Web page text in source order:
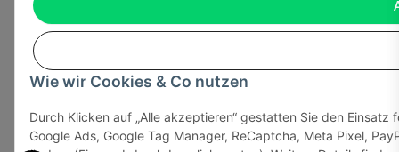
Wie wir Cookies & Co nutzen
Durch Klicken auf „Alle akzeptieren“ gestatten Sie den
Google Ads, Google Tag Manager, ReCaptcha, Meta Pixel,